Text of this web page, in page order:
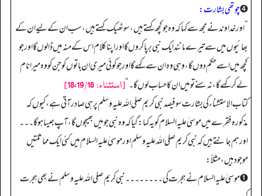
➍چوتھی بشارت:
”اور خداوند نے مجھ سے کہا کہ وہ جو کچھ کہتے ہیں، سو ٹھیک کہتے ہیں، سب ان کے لیے ان کے
بھائیوں میں سے تیرے مانند ایک نبی برپا کروں گا اور اپنا کلام اس کے منہ میں ڈالوں گا اور جو
کچھ میں اسے حکم دوں گا، وہی وہ ان سے کہے گا اور جو کوئی میری ان باتوں کو جن کو وہ میرا نام
لے کر کہے گا، نہ سنے تو میں ان کا حساب لوں گا۔“[استثناء: 18،19/18]
کتاب الاستشناء کی بشارت سو فیصد نبی کریم صلی اللہ علیہ وسلم پر ہی صادر آتی ہے، کیوں کہ
مذکورہ فقرے میں موسیٰ علیہ السلام کو یہ کہا: گیا کہ وہ نبی جو میں بھیجوں گا، آپ جیسا ہو گا۔۔۔
اور ہم جانتے ہیں کہ نبی کریم صلی اللہ علیہ وسلم اور موسیٰ علیہ السلام میں کئی ایک مماثلتیں
موجود ہیں، مثلاً:
➊ موسیٰ علیہ السلام نے ہجرت کی۔۔۔۔۔۔۔۔ نبی کریم صلی اللہ علیہ وسلم نے بھی ہجرت